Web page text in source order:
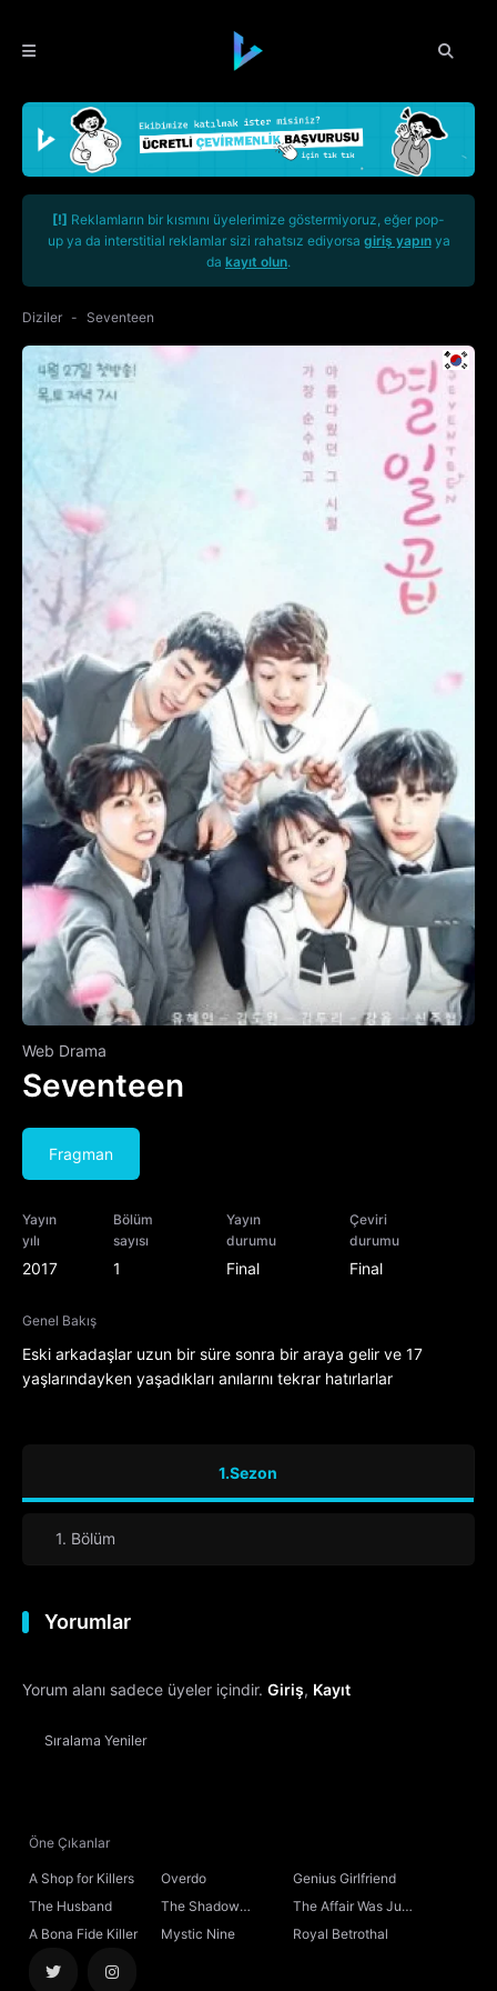
[!] Reklamların bir kısmını üyelerimize göstermiyoruz, eğer pop-
up ya da interstitial reklamlar sizi rahatsız ediyorsa giriş yapınya
da kayıt olun.
Diziler Seventeen
Web Drama
Seventeen
Fragman
Yayın
yılı
2017
Bölüm
sayısı
1
Yayın
durumu
Final
Çeviri
durumu
Final
Genel Bakış
Eski arkadaşlar uzun bir süre sonra bir araya gelir ve 17
yaşlarındayken yaşadıkları anılarını tekrar hatırlarlar
1.Sezon
1. Bölüm
Yorumlar
Yorum alanı sadece üyeler içindir. Giriş, Kayıt
Sıralama Yeniler
Öne Çıkanlar
A Shop for Killers Overdo
Genius Girlfriend
The Husband
The Shadow
Sovereign
The Affair Was Just
the Beginning
A Bona Fide Killer Mystic Nine Royal Betrothal